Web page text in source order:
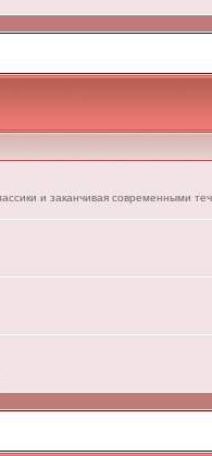
и заканчивая современными